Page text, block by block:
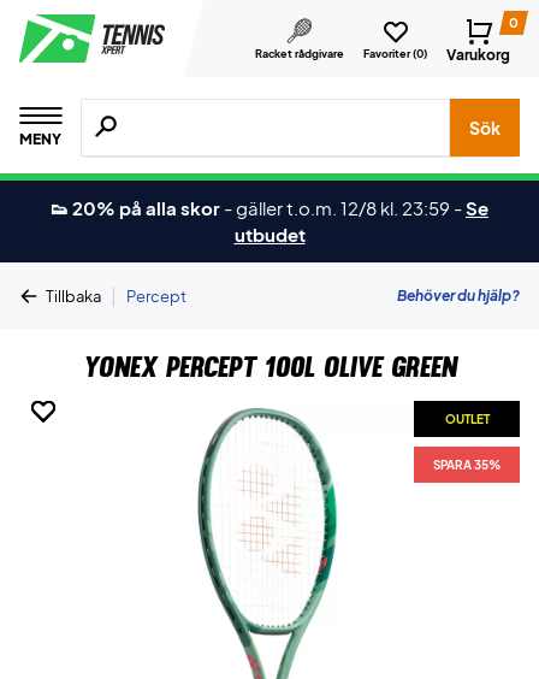
Racket rådgivare Favoriter (0)
0
Varukorg
MENY
Sök efter produkter, märken osv.
Sök
👟 20% på alla skor -gäller t.o.m. 12/8 kl. 23:59 -Se
utbudet
Tillbaka | Percept Behöver du hjälp?
Yonex Percept 100L Olive Green
OUTLET
SPARA 35%
OUTLET
SPARA 35%
OUTLET
SPARA 35%
OUTLET
SPARA 35%
OUTLET
SPARA 35%
OUTLET
SPARA 35%